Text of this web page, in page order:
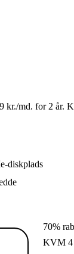
kr./md. for 2 år.
diskplads
70%
KVM 4